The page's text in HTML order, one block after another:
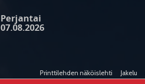
Perjantai
07.08.2026
Printtilehden näköislehti Jakelu